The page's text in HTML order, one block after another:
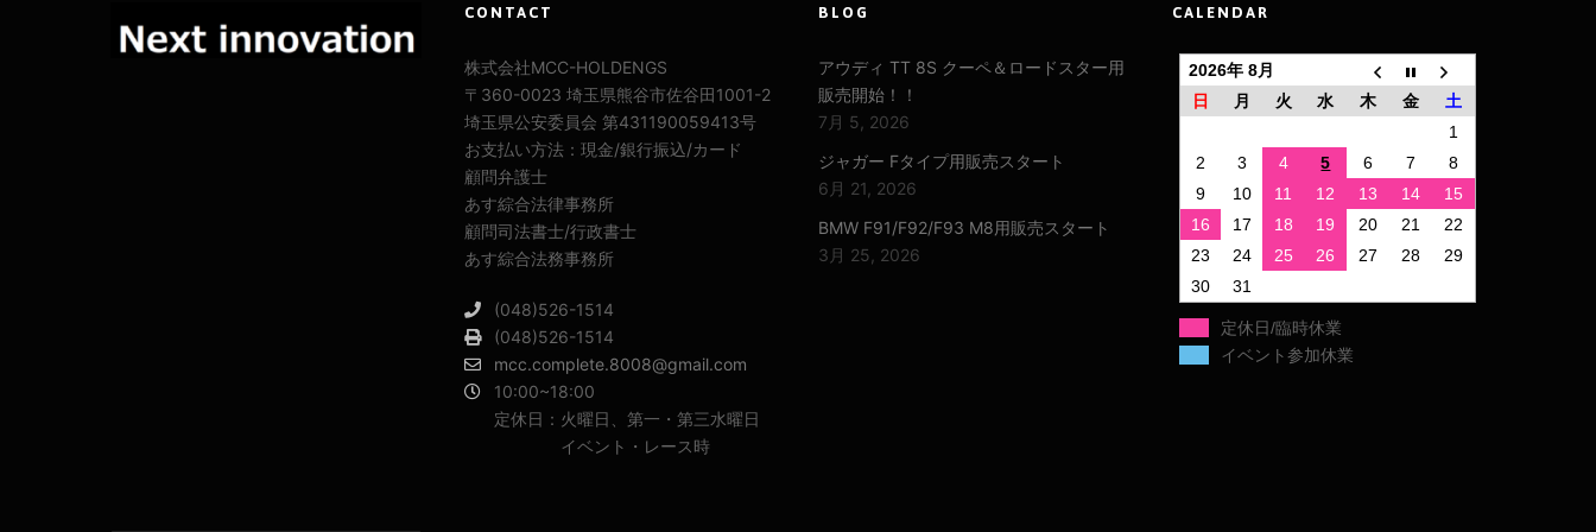
CONTACT
株式会社MCC-HOLDENGS
〒360-0023 埼玉県熊谷市佐谷田1001-2
埼玉県公安委員会 第431190059413号
お支払い方法：現金/銀行振込/カード
顧問弁護士
あす綜合法律事務所
顧問司法書士/行政書士
あす綜合法務事務所
(048)526-1514
(048)526-1514
mcc.complete.8008@gmail.com
10:00~18:00
定休日：火曜日、第一・第三水曜日
イベント・レース時
BLOG
アウディ TT 8S クーペ＆ロードスター用
販売開始！！
7月 5, 2026
ジャガー Fタイプ用販売スタート
6月 21, 2026
BMW F91/F92/F93 M8用販売スタート
3月 25, 2026
CALENDAR
2026年 8月
日
月 火 水 木 金
土
1
2
3 4 5 6 7
8
9
10 11 12 13 14
15
16
17 18 19 20 21
22
23
24 25 26 27 28
29
30
31
定休日/臨時休業
イベント参加休業